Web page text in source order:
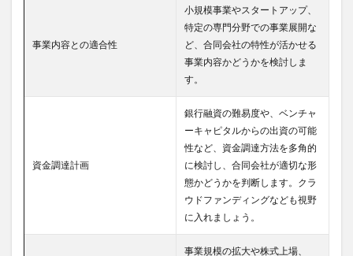
事業内容との適合性
小規模事業やスタートアップ、
特定の専門分野での事業展開な
ど、合同会社の特性が活かせる
事業内容かどうかを検討しま
す。
資金調達計画
銀行融資の難易度や、ベンチャ
ーキャピタルからの出資の可能
性など、資金調達方法を多角的
に検討し、合同会社が適切な形
態かどうかを判断します。クラ
ウドファンディングなども視野
に入れましょう。
事業規模の拡大や株式上場、